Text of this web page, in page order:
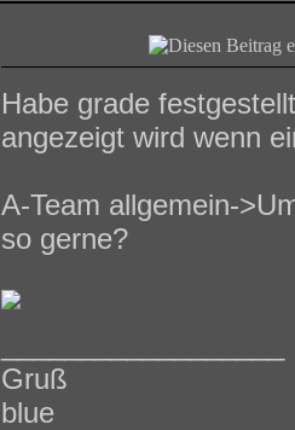
Habe grade
angezeigt wird wenn
A-Team allgemein-
so gerne?
Gruß
blue